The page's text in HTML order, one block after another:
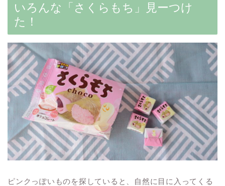
いろんな「さくらもち」見ーつけ
た！
ピンクっぽいものを探していると、自然に目に入ってくる